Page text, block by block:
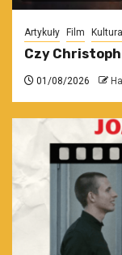
Artykuły Film Kultura
Czy
01/08/2026